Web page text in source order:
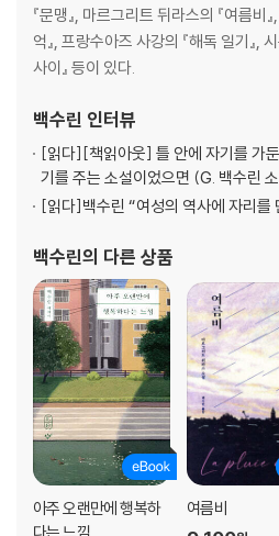
『문맹』, 마르그리트 뒤라스의 『여름비
억』, 프랑수아즈 사강의 『해독 일기』,
사이』 등이 있다.
백수린 인터뷰
[읽다][책읽아웃] 틀 안에 자기를 가
기를 주는 소설이었으면 (G. 백수린
[읽다]백수린 “여성의 역사에 자리를
백수린의 다른 상품
아주 오랜만에 행복하
여름비